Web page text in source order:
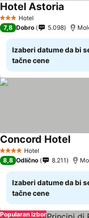
3 Zvezdice
Hotel
Hotel Astoria
7,8 Dobro 5.098
Izaberi datume da bi
tačne cene
4 ZvezdiceHotel
Concord Hotel
8,8 Odlično 8.211
Izaberi datume da bi
tačne cene
Popularan izbor